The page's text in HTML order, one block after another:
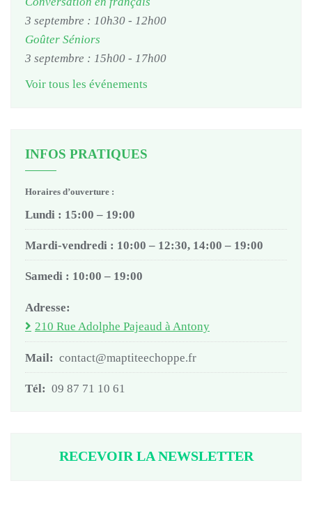
3 septembre : 10h30 - 12h00
Goûter Séniors
3 septembre : 15h00 - 17h00
Voir tous les événements
INFOS PRATIQUES
Horaires d’ouverture :
Lundi : 15:00 – 19:00
Mardi-vendredi : 10:00 – 12:30, 14:00 – 19:00
Samedi : 10:00 – 19:00
Adresse:
210 Rue Adolphe Pajeaud à Antony
Mail: contact@maptiteechoppe.fr
Tél: 09 87 71 10 61
RECEVOIR LA NEWSLETTER